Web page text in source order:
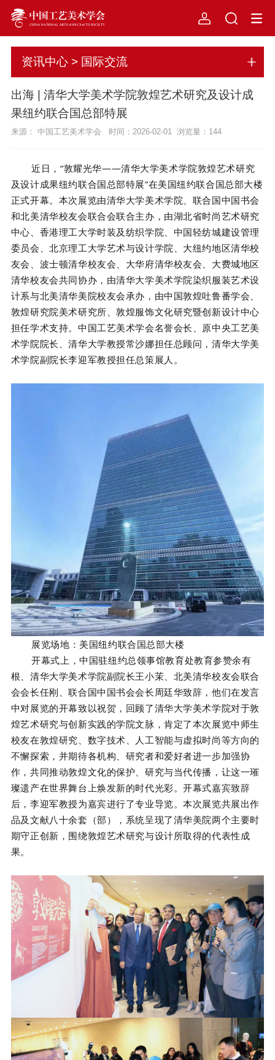
资讯中心 > 国际交流
出海 | 清华大学美术学院敦煌艺术研究及设计成
果纽约联合国总部特展
来源： 中国工艺美术学会 时间：2026-02-01 浏览量： 144
近日，“敦耀光华——清华大学美术学院敦煌艺术研究
及设计成果纽约联合国总部特展”在美国纽约联合国总部大楼
正式开幕。本次展览由清华大学美术学院、联合国中国书会
和北美清华校友会联合会联合主办，由湖北省时尚艺术研究
中心 、香港理工大学时装及纺织学院、中国轻纺城建设管理
委员会、北京理工大学艺术与设计学院、大纽约地区清华校
友会、波士顿清华校友会、大华府清华校友会、大费城地区
清华校友会共同协办， 由清华大学美术学院染织服装艺术设
计系与北美清华美院校友会承办，由中国敦煌吐鲁番学会、
敦煌研究院美术研究所、敦煌服饰文化研究暨创新设计中心
担任学术支持。中国工艺美术学会名誉会长、原中央工艺美
术学院院长、清华大学教授常沙娜担任总顾问，清华大学美
术学院副院长李迎军教授担任总策展人。
展览场地：美国纽约联合国总部大楼
开幕式上，中国驻纽约总领事馆教育处教育参赞余有
根、清华大学美术学院副院长王小茉、北美清华校友会联合
会会长任刚、联合国中国书会会长周廷华致辞，他们在发言
中对展览的开幕致以祝贺，回顾了清华大学美术学院对于敦
煌艺术研究与创新实践的学院文脉，肯定了本次展览中师生
校友在敦煌研究、数字技术、人工智能与虚拟时尚等方向的
不懈探索，并期待各机构、研究者和爱好者进一步加强协
作，共同推动敦煌文化的保护、研究与当代传播，让这一璀
璨遗产在世界舞台上焕发新的时代光彩。开幕式嘉宾致辞
后，李迎军教授为嘉宾进行了专业导览。本次展览共展出作
品及文献八十余套（部），系统呈现了清华美院两个主要时
期守正创新，围绕敦煌艺术研究与设计所取得的代表性成
果。